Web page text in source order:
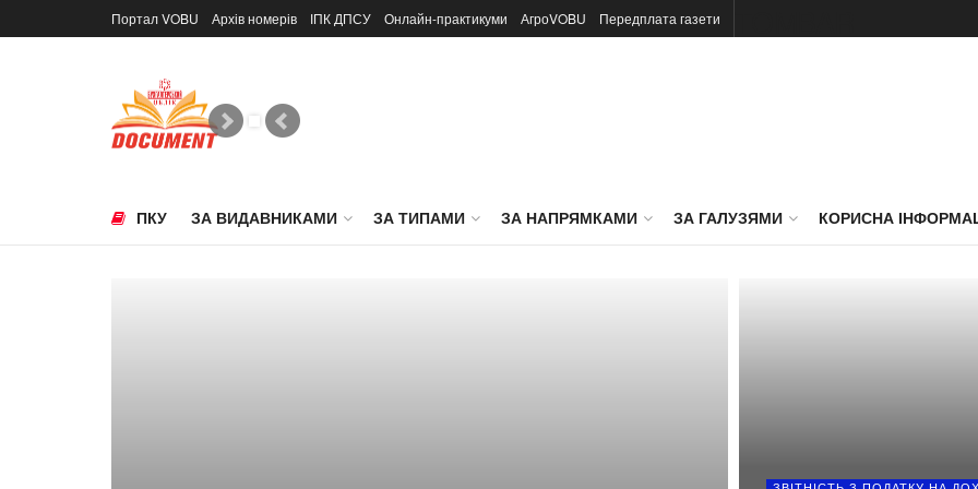
Портал VOBU Архів номерів ІПК ДПСУ Онлайн-практикуми АгроVOBU Передплата газети
ПКУ ЗА ВИДАВНИКАМИ ЗА ТИПАМИ ЗА НАПРЯМКАМИ ЗА ГАЛУЗЯМИ КОРИСНА